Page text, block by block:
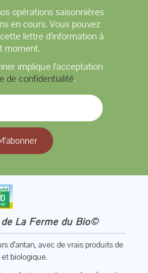
opérations saisonnières
en cours. Vous pouvez
lettre d'information à
moment.
implique l'acceptation
de confidentialité.
La Ferme du Bio©
d’antan, avec de vrais produits de
biologique.